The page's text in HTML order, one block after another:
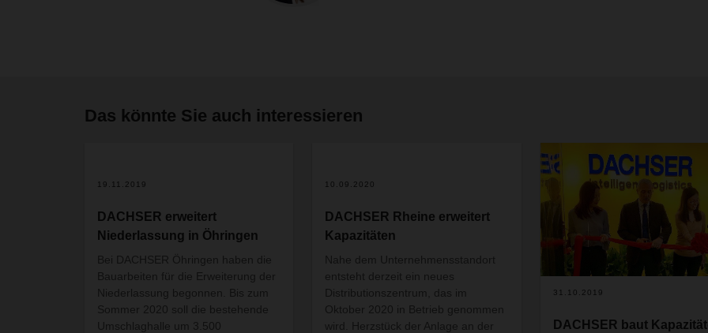
Das könnte Sie auch interessieren
19.11.2019
DACHSER erweitert
Niederlassung in Öhringen
Bei DACHSER Öhringen haben die
Bauarbeiten für die Erweiterung der
Niederlassung begonnen. Bis zum
Sommer 2020 soll die bestehende
Umschlaghalle um 3.500
10.09.2020
DACHSER Rheine erweitert
Kapazitäten
Nahe dem Unternehmensstandort
entsteht derzeit ein neues
Distributionszentrum, das im
Oktober 2020 in Betrieb genommen
wird. Herzstück der Anlage an der
31.10.2019
DACHSER baut